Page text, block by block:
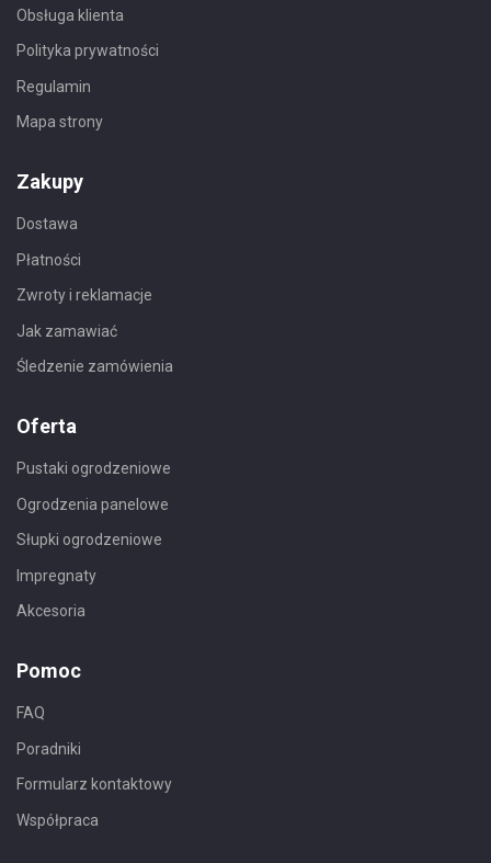
Obsługa klienta
Polityka prywatności
Regulamin
Mapa strony
Zakupy
Dostawa
Płatności
Zwroty i reklamacje
Jak zamawiać
Śledzenie zamówienia
Oferta
Pustaki ogrodzeniowe
Ogrodzenia panelowe
Słupki ogrodzeniowe
Impregnaty
Akcesoria
Pomoc
FAQ
Poradniki
Formularz kontaktowy
Współpraca